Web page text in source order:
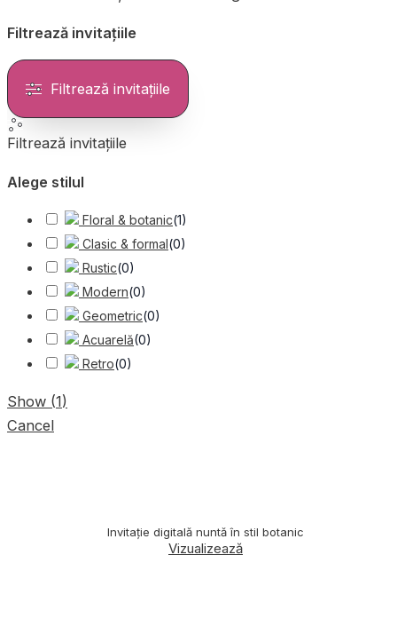
Filtrează invitațiile
Filtrează invitațiile
Filtrează invitațiile
Alege stilul
Floral & botanic(1)
Clasic & formal(0)
Rustic(0)
Modern(0)
Geometric(0)
Acuarelă(0)
Retro(0)
Show (1)
Cancel
Invitație digitală nuntă în stil botanic
Vizualizează